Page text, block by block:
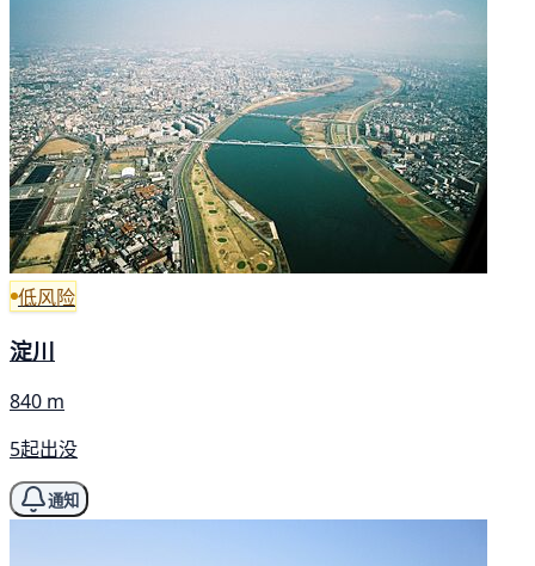
低风险
淀川
840 m
5起出没
通知